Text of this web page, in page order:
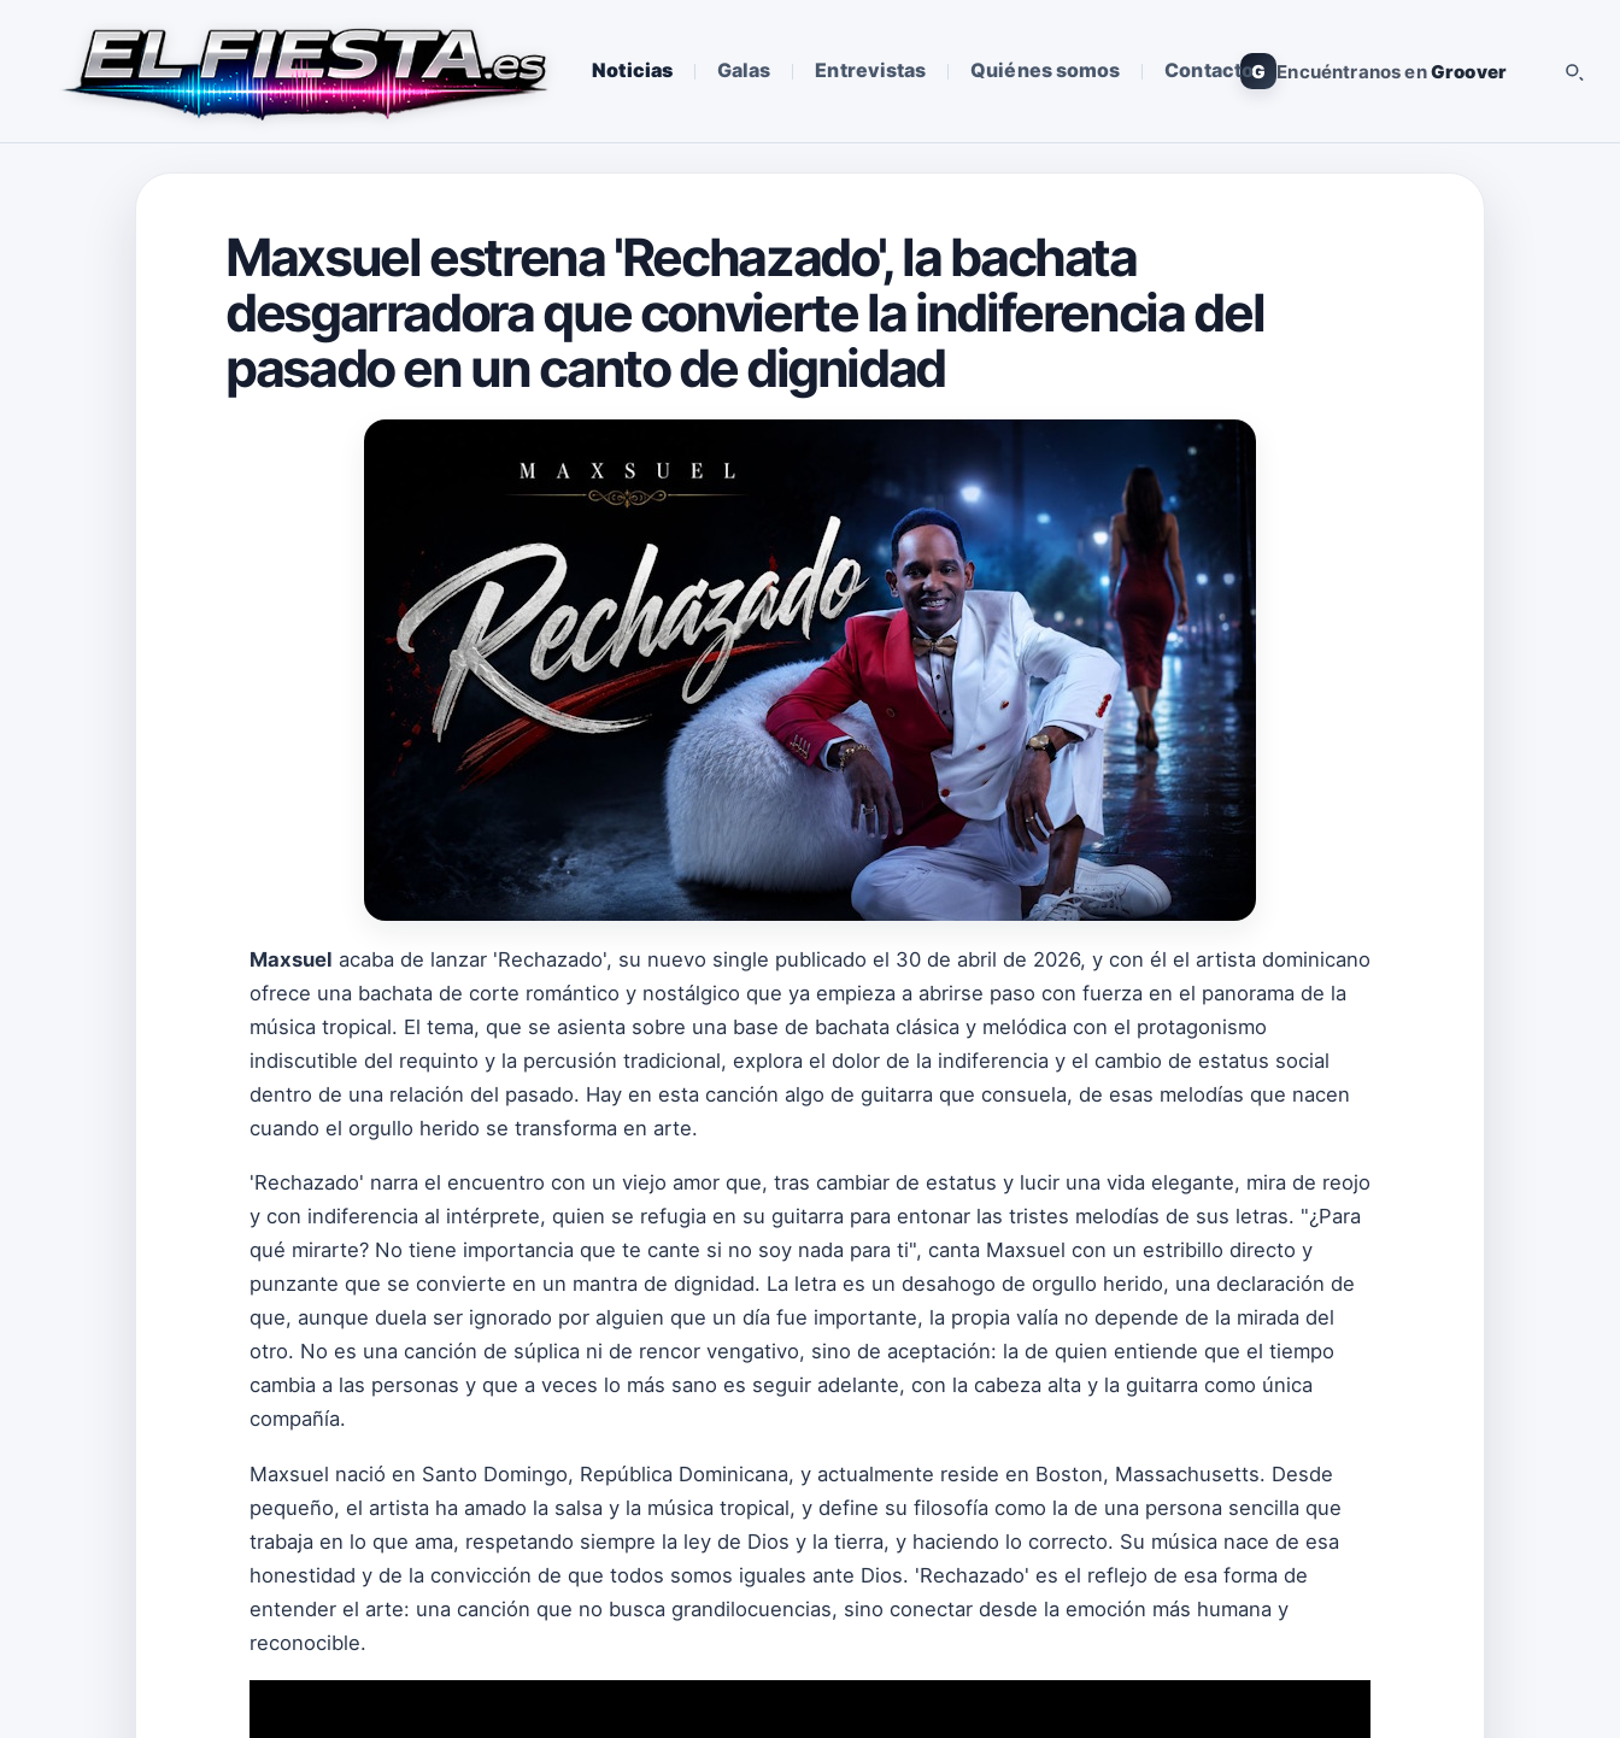
Noticias Galas Entrevistas Quiénes somos ContactoG Encuéntranos enGroover
Maxsuel estrena 'Rechazado', la bachata
desgarradora que convierte la indiferencia del
pasado en un canto de dignidad
Maxsuel acaba de lanzar 'Rechazado', su nuevo single publicado el 30 de abril de 2026, y con él el artista dominicano
ofrece una bachata de corte romántico y nostálgico que ya empieza a abrirse paso con fuerza en el panorama de la
música tropical. El tema, que se asienta sobre una base de bachata clásica y melódica con el protagonismo
indiscutible del requinto y la percusión tradicional, explora el dolor de la indiferencia y el cambio de estatus social
dentro de una relación del pasado. Hay en esta canción algo de guitarra que consuela, de esas melodías que nacen
cuando el orgullo herido se transforma en arte.
'Rechazado' narra el encuentro con un viejo amor que, tras cambiar de estatus y lucir una vida elegante, mira de reojo
y con indiferencia al intérprete, quien se refugia en su guitarra para entonar las tristes melodías de sus letras. "¿Para
qué mirarte? No tiene importancia que te cante si no soy nada para ti", canta Maxsuel con un estribillo directo y
punzante que se convierte en un mantra de dignidad. La letra es un desahogo de orgullo herido, una declaración de
que, aunque duela ser ignorado por alguien que un día fue importante, la propia valía no depende de la mirada del
otro. No es una canción de súplica ni de rencor vengativo, sino de aceptación: la de quien entiende que el tiempo
cambia a las personas y que a veces lo más sano es seguir adelante, con la cabeza alta y la guitarra como única
compañía.
Maxsuel nació en Santo Domingo, República Dominicana, y actualmente reside en Boston, Massachusetts. Desde
pequeño, el artista ha amado la salsa y la música tropical, y define su filosofía como la de una persona sencilla que
trabaja en lo que ama, respetando siempre la ley de Dios y la tierra, y haciendo lo correcto. Su música nace de esa
honestidad y de la convicción de que todos somos iguales ante Dios. 'Rechazado' es el reflejo de esa forma de
entender el arte: una canción que no busca grandilocuencias, sino conectar desde la emoción más humana y
reconocible.